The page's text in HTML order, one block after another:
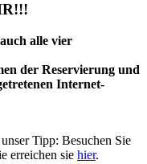
alle vier
der Reservierung und
Internet-
Tipp: Besuchen Sie
erreichen sie hier.